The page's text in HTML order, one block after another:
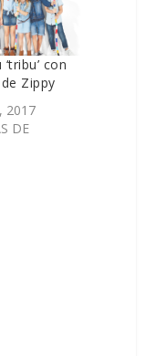
con
Zippy
2017
DE